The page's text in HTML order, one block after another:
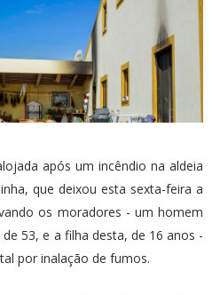
após um incêndio na aldeia
que deixou esta sexta-feira a
os moradores - um homem
53, e a filha desta, de 16 anos -
por inalação de fumos.